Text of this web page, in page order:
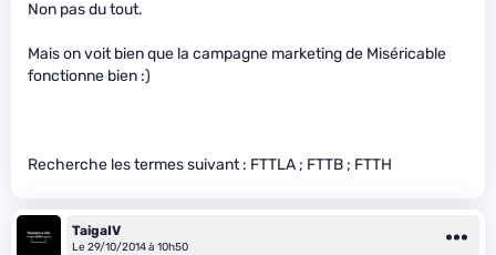
Non pas du tout.
Mais on voit bien que la campagne marketing de Miséricable
fonctionne bien :)
Recherche les termes suivant : FTTLA ; FTTB ; FTTH
TaigaIV
Le 29/10/2014 à 10h50